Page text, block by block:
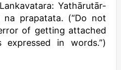
Yathārutār-
na prapatata. (“Do not
of getting attached
in words.”)